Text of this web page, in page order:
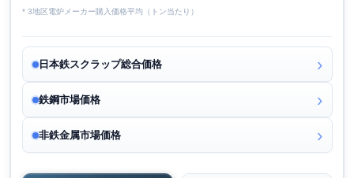
* 3地区電炉メーカー購入価格平均（トン当たり）
日本鉄スクラップ総合価格
鉄鋼市場価格
非鉄金属市場価格